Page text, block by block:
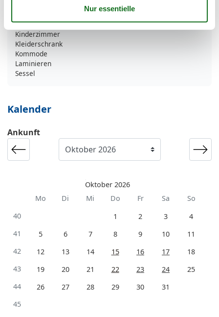
Großer Esstisch
Kinderzimmer
Kleiderschrank
Kommode
Laminieren
Sessel
Kalender
Ankunft
Oktober 2026
Mo
Di Mi Do Fr Sa
So
40
1 2 3
4
41
5 6 7 8 9 10
11
42
12 13 14 15 16 17
18
43
19 20 21 22 23 24
25
44
26 27 28 29 30
31
45